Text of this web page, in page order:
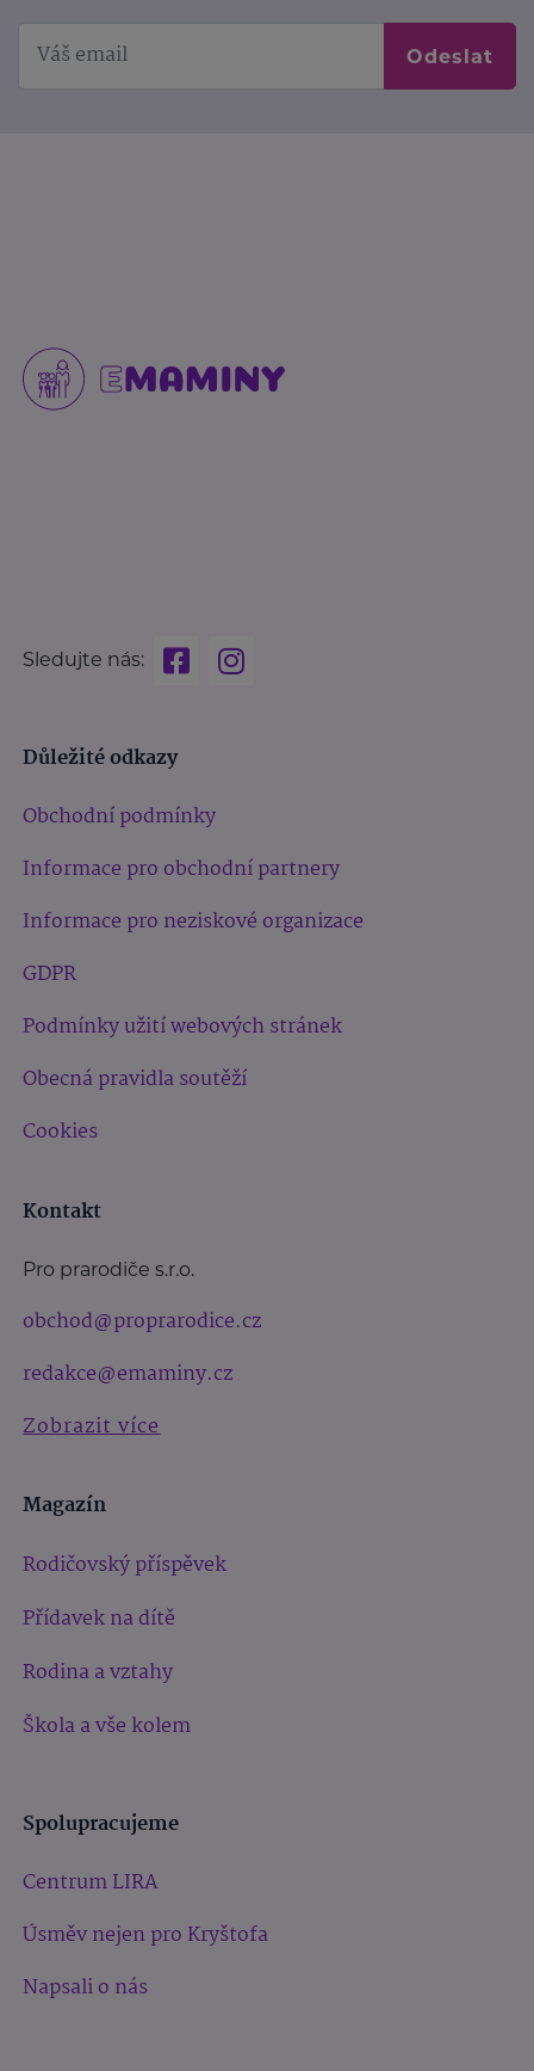
Odeslat
Sledujte nás:
Důležité odkazy
Obchodní podmínky
Informace pro obchodní partnery
Informace pro neziskové organizace
GDPR
Podmínky užití webových stránek
Obecná pravidla soutěží
Cookies
Kontakt
Pro prarodiče s.r.o.
obchod@proprarodice.cz
redakce@emaminy.cz
Zobrazit více
Magazín
Rodičovský příspěvek
Přídavek na dítě
Rodina a vztahy
Škola a vše kolem
Spolupracujeme
Centrum LIRA
Úsměv nejen pro Kryštofa
Napsali o nás